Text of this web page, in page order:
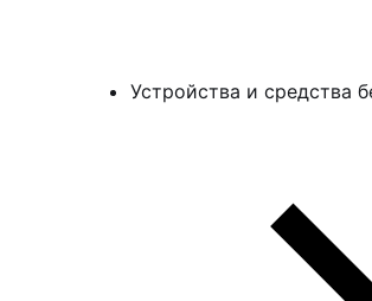
Устройства и средства